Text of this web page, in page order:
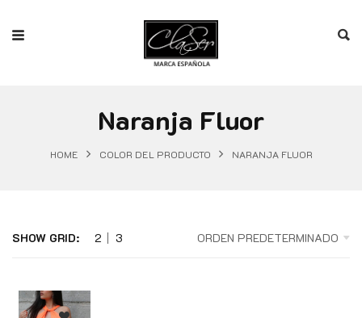
Naranja Fluor
HOME COLOR DEL PRODUCTO NARANJA FLUOR
SHOW GRID: 2 3 ORDEN PREDETERMINADO